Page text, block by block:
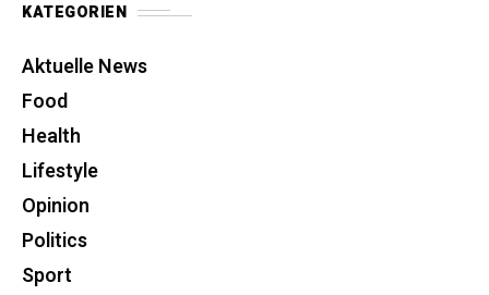
KATEGORIEN
Aktuelle News
Food
Health
Lifestyle
Opinion
Politics
Sport